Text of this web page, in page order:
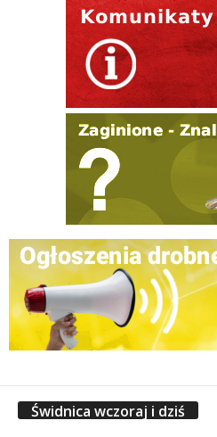
Świdnica wczoraj i dziś